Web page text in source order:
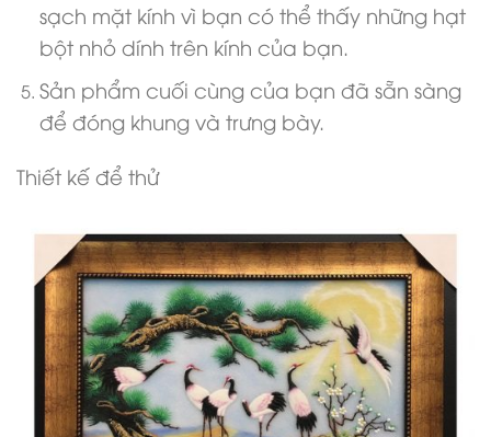
sạch mặt kính vì bạn có thể thấy những hạt
bột nhỏ dính trên kính của bạn.
Sản phẩm cuối cùng của bạn đã sẵn sàng
để đóng khung và trưng bày.
Thiết kế để thử